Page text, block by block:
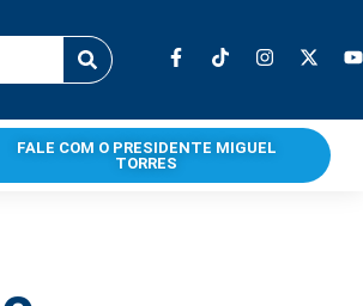
FALE COM O PRESIDENTE MIGUEL
TORRES